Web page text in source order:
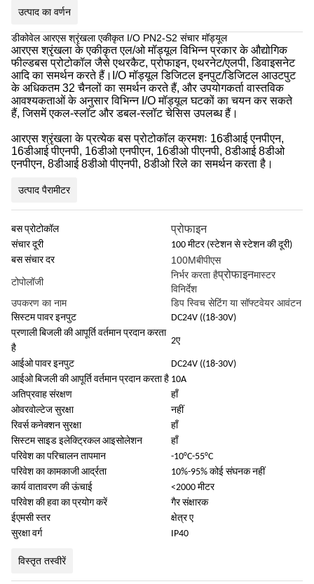
उत्पाद का वर्णन
डीकोवेल आरएस श्रृंखला एकीकृत I/O PN2-S2 संचार मॉड्यूल
आरएस श्रृंखला के एकीकृत एल/ओ मॉड्यूल विभिन्न प्रकार के औद्योगिक
फील्डबस प्रोटोकॉल जैसे एथरकैट, प्रोफाइन, एथरनेट/एलपी, डिवाइसनेट
आदि का समर्थन करते हैं।I/O मॉड्यूल डिजिटल इनपुट/डिजिटल आउटपुट
के अधिकतम 32 चैनलों का समर्थन करते हैं, और उपयोगकर्ता वास्तविक
आवश्यकताओं के अनुसार विभिन्न I/O मॉड्यूल घटकों का चयन कर सकते
हैं, जिसमें एकल-स्लॉट और डबल-स्लॉट चेसिस उपलब्ध हैं।
आरएस श्रृंखला के प्रत्येक बस प्रोटोकॉल क्रमशः 16डीआई एनपीएन,
16डीआई पीएनपी, 16डीओ एनपीएन, 16डीओ पीएनपी, 8डीआई 8डीओ
एनपीएन, 8डीआई 8डीओ पीएनपी, 8डीओ रिले का समर्थन करता है।
उत्पाद पैरामीटर
बस प्रोटोकॉल प्रोफाइन
संचार दूरी
100 मीटर (स्टेशन से स्टेशन की दूरी)
बस संचार दर
100Mबीपीएस
टोपोलॉजी
निर्भर करता हैप्रोफाइनमास्टर
विनिर्देश
उपकरण का नाम
डिप स्विच सेटिंग या सॉफ्टवेयर आवंटन
सिस्टम पावर इनपुट
DC24V ((18-30V)
प्रणाली बिजली की आपूर्ति वर्तमान प्रदान करता
है
2ए
आईओ पावर इनपुट
DC24V ((18-30V)
आईओ बिजली की आपूर्ति वर्तमान प्रदान करता है 10A
अतिप्रवाह संरक्षण
हाँ
ओवरवोल्टेज सुरक्षा
नहीं
रिवर्स कनेक्शन सुरक्षा
हाँ
सिस्टम साइड इलेक्ट्रिकल आइसोलेशन
हाँ
परिवेश का परिचालन तापमान
-10°C-55°C
परिवेश का कामकाजी आर्द्रता
10%-95% कोई संघनक नहीं
कार्य वातावरण की ऊंचाई
<2000 मीटर
परिवेश की हवा का प्रयोग करें
गैर संक्षारक
ईएमसी स्तर
क्षेत्र ए
सुरक्षा वर्ग
IP40
विस्तृत तस्वीरें